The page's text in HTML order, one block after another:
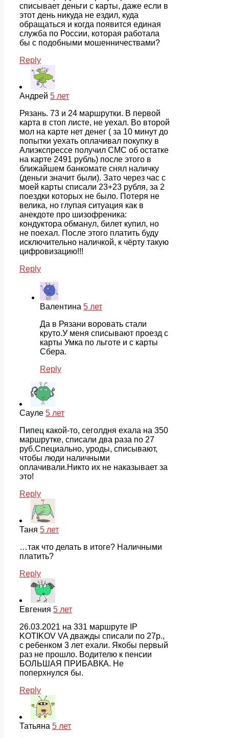
списывает деньги с карты, даже если в
этот день никуда не ездил, куда
обращаться и когда появится единая
служба по России, которая работала
бы с подобными мошенничествами?
Reply
Андрей 5 лет
Рязань. 73 и 24 маршрутки. В первой
карта в стоп листе, не уехал. Во второй
мол на карте нет денег ( за 10 минут до
попытки уехать оплачивал покупку в
Алиэкспрессе получил СМС об остатке
на карте 2491 рубль) после этого в
ближайшем банкомате снял наличку
(деньги значит были). Зато через час с
моей карты списали 23+23 рубля, за 2
поездки которых не было. Потеря не
велика, но глупая ситуация как в
анекдоте про шизофреника:
кондуктора обманул, билет купил, но
не поехал. После этого платить буду
исключительно наличкой, к чёрту такую
цифровизацию!!!
Reply
Валентина 5 лет
Да в Рязани воровать стали
круто.У меня списывают проезд с
карты Умка по льготе и с карты
Сбера.
Reply
Сауле 5 лет
Пипец какой-то, сеголдня ехала на 350
маршрутке, списали два раза по 27
руб.Специально, уроды, списывают,
чтобы люди наличными
оплачивали.Никто их не наказывает за
это!
Reply
Таня 5 лет
…так что делать в итоге? Наличными
платить?
Reply
Евгения 5 лет
26.03.2021 на 331 маршруте IP
KOTIKOV VA дважды списали по 27р.,
с ребенком 3 лет ехали. Якобы первый
раз не прошло. Водителю к пенсии
БОЛЬШАЯ ПРИБАВКА. Не
поперхнулся бы.
Reply
Татьяна 5 лет